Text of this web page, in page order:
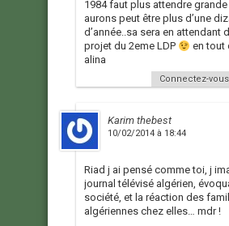
1984 faut plus attendre grande
aurons peut être plus d’une
d’année..sa sera en attendant
projet du 2eme LDP
en tout
alina
Connectez-
Karim thebest
10/02/2014 à 18:44
Riad j ai pensé comme toi, j
journal télévisé algérien,
société, et la réaction des
algériennes chez elles… mdr !